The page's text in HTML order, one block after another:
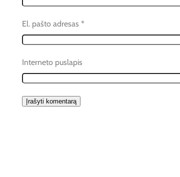
El. pašto adresas *
Interneto puslapis